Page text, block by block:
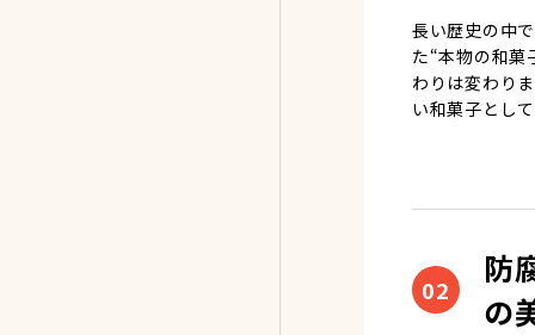
長い歴史の中
た“本物の和菓
わりは変わり
い和菓子とし
02
防
の